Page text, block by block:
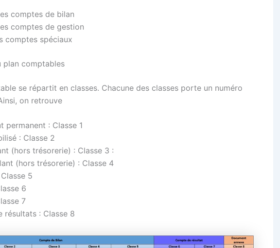
comptes de bilan
comptes de gestion
comptes spéciaux
plan comptables
se répartit en classes. Chacune des classes porte un numéro
on retrouve
permanent : Classe 1
: Classe 2
(hors trésorerie) : Classe 3 :
(hors trésorerie) : Classe 4
5
6
7
résultats : Classe 8